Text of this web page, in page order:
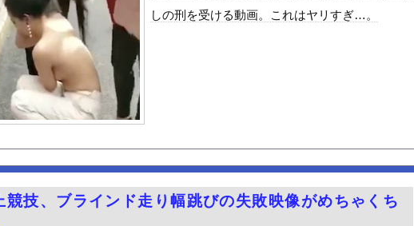
！」台風13号「三峡直撃予測」中国「上流大洪水！（三峡上流」中国都市「...
カー前代表監督を追及「なぜ負けたのか」
セルすべきか…1万年ぶり史上最大級の火山の兆し＝韓国の反応
の前にいた。私が上に物を投げるフリをする → 猫はこうなります…
の子からする「甘い匂い」の正体、まさか分からないDTなんておらんよな？...
Ave Mujica』7話感想 再び集まる5人！最後のCR...
ディの娘、結構エッチになっていた
教さん 魅惑のマーメイドすぎるｗｗｗｗｗｗｗｗ
タピタ衣装でインタビュー、胸くっきり！！【GIF動画あり】
しの刑を受ける動画。これはヤリすぎ…。
競技、ブラインド走り幅跳びの失敗映像がめちゃくち